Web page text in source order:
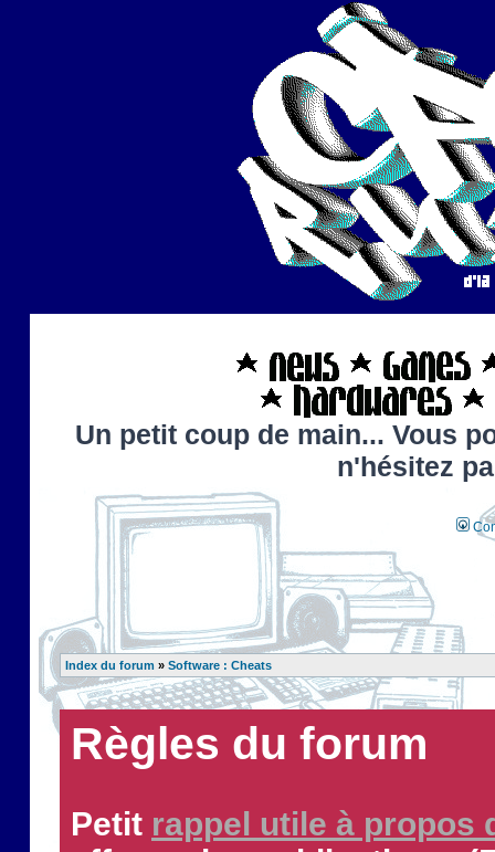
Un petit coup de main... Vous
n'hésitez
Index du forum » Software : Cheats
Règles du forum
Petit rappel utile à propos